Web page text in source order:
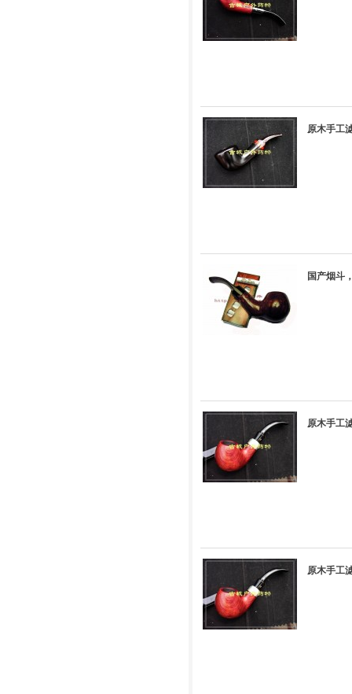
原木手工
国产烟斗
原木手工
原木手工